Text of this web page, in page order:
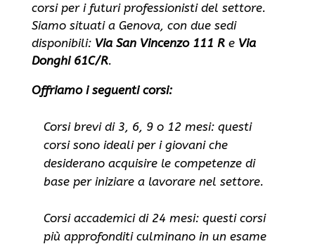
corsi per i futuri professionisti del settore.
Siamo situati a Genova, con due sedi
disponibili: Via San Vincenzo 111 Re Via
Donghi 61C/R.
Offriamo i seguenti corsi:
Corsi brevi di 3, 6, 9 o 12 mesi: questi
corsi sono ideali per i giovani che
desiderano acquisire le competenze di
base per iniziare a lavorare nel settore.
Corsi accademici di 24 mesi: questi corsi
più approfonditi culminano in un esame